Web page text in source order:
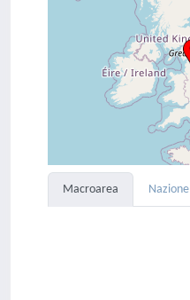
Macroarea Nazione